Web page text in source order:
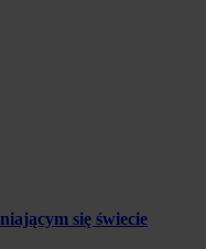
się świecie